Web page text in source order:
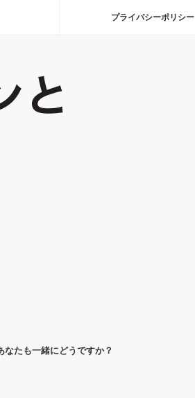
プライバシーポリシー
たも一緒にどうですか？